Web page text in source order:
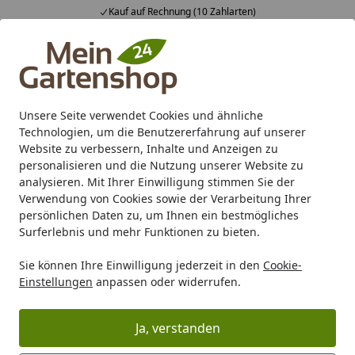
Unsere Seite verwendet Cookies und ähnliche
Technologien, um die Benutzererfahrung auf unserer
Website zu verbessern, Inhalte und Anzeigen zu
personalisieren und die Nutzung unserer Website zu
analysieren. Mit Ihrer Einwilligung stimmen Sie der
Verwendung von Cookies sowie der Verarbeitung Ihrer
persönlichen Daten zu, um Ihnen ein bestmögliches
Surferlebnis und mehr Funktionen zu bieten.
Sie können Ihre Einwilligung jederzeit in den Cookie-
Einstellungen anpassen oder widerrufen.
Ja, verstanden
Kauf auf Rechnung (10 Zahlarten)
Alle Produkte
Mein Konto
Suchen
Karibu Pools inkl. gratis Sandfilteranlage & Pool-
Starterset (Gesamtwert bis 468,99€)
Startseite
Grill Grill Ersatzteile Weber Ersatzteil HNDL DOOR BAR
SS SUM SV 24 BB (2401263)